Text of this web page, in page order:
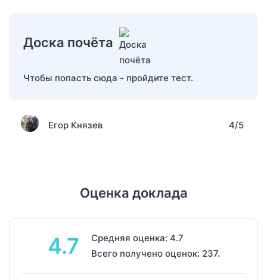
Доска почёта
Чтобы попасть сюда - пройдите тест.
Егор Князев 4/5
Оценка доклада
4.7
Средняя оценка: 4.7
Всего получено оценок: 237.